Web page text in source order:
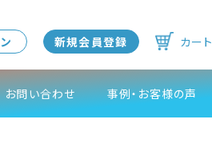
新規会員登録 カート
お問い合わせ 事例・お客様の声